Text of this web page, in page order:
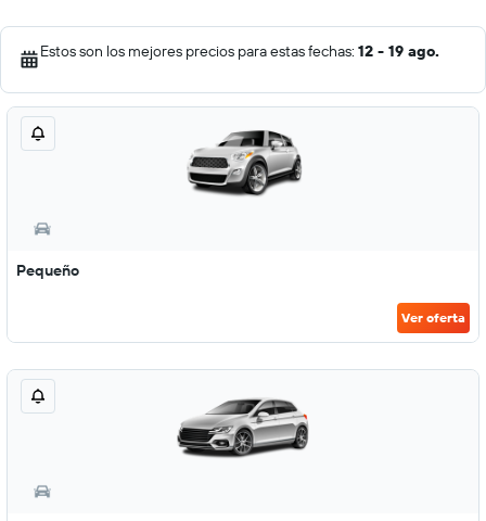
Estos son los mejores precios para estas fechas: 12 - 19 ago.
Pequeño
Ver oferta